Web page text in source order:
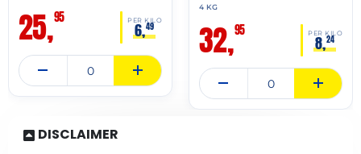
25,95 PER KILO
6,49
4 KG
32,95 PER KILO
8,24
DISCLAIMER